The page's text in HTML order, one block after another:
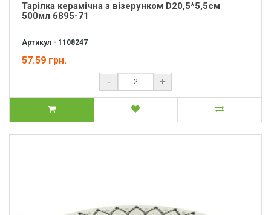
Тарілка керамічна з візерунком D20,5*5,5см
500мл 6895-71
Артикул - 1108247
57.59 грн.
- +